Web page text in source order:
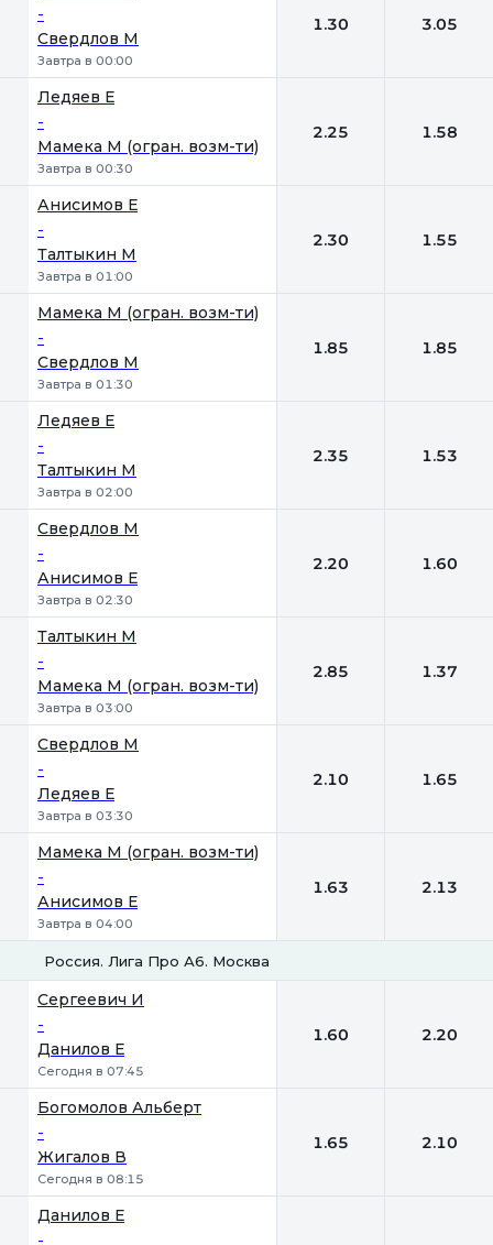
-
Свердлов М
Завтра в 00:00
1.30 3.05
Ледяев Е
-
Мамека М (огран. возм-ти)
Завтра в 00:30
2.25 1.58
Анисимов Е
-
Талтыкин М
Завтра в 01:00
2.30 1.55
Мамека М (огран. возм-ти)
-
Свердлов М
Завтра в 01:30
1.85 1.85
Ледяев Е
-
Талтыкин М
Завтра в 02:00
2.35 1.53
Свердлов М
-
Анисимов Е
Завтра в 02:30
2.20 1.60
Талтыкин М
-
Мамека М (огран. возм-ти)
Завтра в 03:00
2.85 1.37
Свердлов М
-
Ледяев Е
Завтра в 03:30
2.10 1.65
Мамека М (огран. возм-ти)
-
Анисимов Е
Завтра в 04:00
1.63 2.13
Россия. Лига Про А6. Москва
Сергеевич И
-
Данилов Е
Сегодня в 07:45
1.60 2.20
Богомолов Альберт
-
Жигалов В
Сегодня в 08:15
1.65 2.10
Данилов Е
-